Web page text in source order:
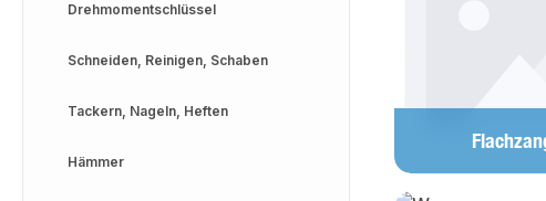
Drehmomentschlüssel
Schneiden, Reinigen, Schaben
Tackern, Nageln, Heften
Hämmer